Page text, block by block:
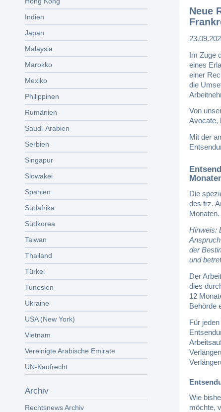
Indien
Japan
Malaysia
Marokko
Mexiko
Philippinen
Rumänien
Saudi-Arabien
Serbien
Singapur
Slowakei
Spanien
Südafrika
Südkorea
Taiwan
Thailand
Türkei
Tunesien
Ukraine
USA (New York)
Vietnam
Vereinigte Arabische Emirate
UN-Kaufrecht
Archiv
Rechtsnews Archiv
Neue
Im Zuge
eines
einer
die
Von
Avocate,
Mit der
Die
des frz.
Monaten.
Hinweis:
der
und
Der
dies
12
Behörde
Für
Wie
möchte,